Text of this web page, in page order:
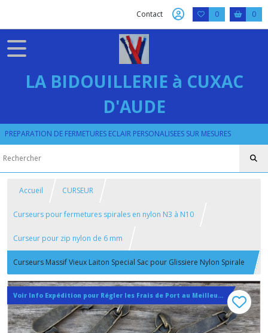
Contact 0 0
LA BIDOUILLERIE à CUXAC
D'AUDE
PREPARATION DE FERMETURES ECLAIR PERSONALISEES SUR MESURES
Accueil CURSEUR
Curseurs pour fermetures spirales en nylon N3 à N10
Curseur pour zip nylon de 6 mm
Curseurs Massif Vieux Laiton Special Sac pour Glissiere Nylon Spirale
6 mm
Voir Info Expédition pour Régler les Frais de Port au Meilleur Prix , En haut d'ecran à Droite